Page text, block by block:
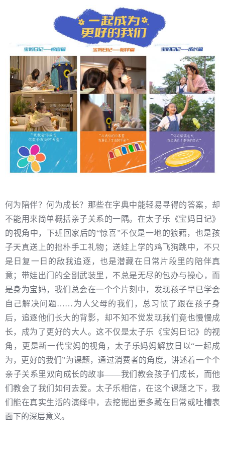
何为陪伴？何为成长？那些在字典中能轻易寻得的答案，却
不能用来简单概括亲子关系的一隅。在太子乐《宝妈日记》
的视角中，下班回家后的“惊喜”不仅是一地的狼藉，也是孩
子天真送上的拙朴手工礼物；送娃上学的鸡飞狗跳中，不只
是日复一日的敌我追逐，也是潜藏在日常片段里的陪伴真
意；带娃出门的全副武装里，不总是无尽的包办与操心，而
是身为宝妈，我们总会在一个个片刻中，发现孩子早已学会
自己解决问题……为人父母的我们，总习惯了跟在孩子身
后，追逐他们长大的背影，却不知不觉发现我们竟也慢慢成
长，成为了更好的大人。这不仅是太子乐《宝妈日记》的视
角，更是新一代宝妈的视角，太子乐妈妈解放日以“一起成
为，更好的我们”为课题，通过消费者的角度，讲述着一个个
亲子关系里双向成长的故事——我们教会孩子们成长，而他
们教会了我们如何去爱。太子乐相信，在这个课题之下，我
们能在真实生活的演绎中，去挖掘出更多藏在日常或吐槽表
面下的深层意义。